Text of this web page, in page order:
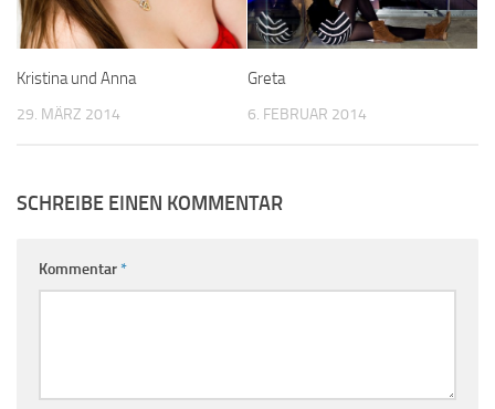
Kristina und Anna
29. MÄRZ 2014
Greta
6. FEBRUAR 2014
SCHREIBE EINEN KOMMENTAR
Kommentar*